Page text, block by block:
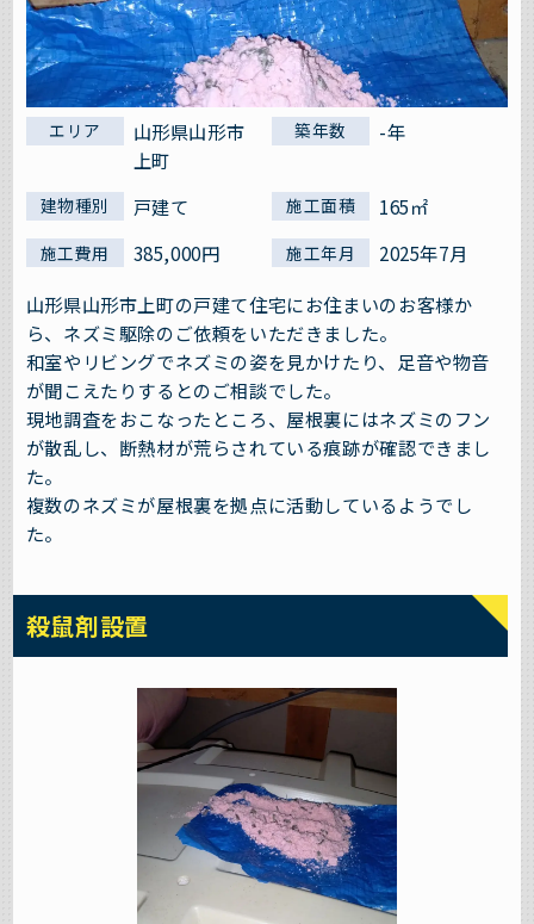
エリア
山形県山形市
上町
築年数 -年
建物種別 戸建て 施工面積 165㎡
施工費用 385,000円 施工年月
2025年7月
山形県山形市上町の戸建て住宅にお住まいのお客様か
ら、ネズミ駆除のご依頼をいただきました。
和室やリビングでネズミの姿を見かけたり、足音や物音
が聞こえたりするとのご相談でした。
現地調査をおこなったところ、屋根裏にはネズミのフン
が散乱し、断熱材が荒らされている痕跡が確認できまし
た。
複数のネズミが屋根裏を拠点に活動しているようでし
た。
殺鼠剤設置